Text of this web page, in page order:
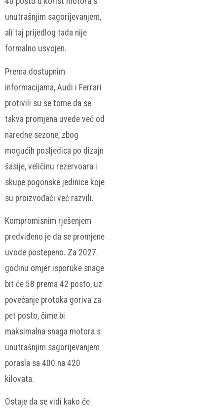
unutrašnjim sagorijevanjem,
ali taj prijedlog tada nije
formalno usvojen.
Prema dostupnim
informacijama, Audi i Ferrari
protivili su se tome da se
takva promjena uvede već od
naredne sezone, zbog
mogućih posljedica po dizajn
šasije, veličinu rezervoara i
skupe pogonske jedinice koje
su proizvođači već razvili.
Kompromisnim rješenjem
predviđeno je da se promjene
uvode postepeno. Za 2027.
godinu omjer isporuke snage
bit će 58 prema 42 posto, uz
povećanje protoka goriva za
pet posto, čime bi
maksimalna snaga motora s
unutrašnjim sagorijevanjem
porasla sa 400 na 420
kilovata.
Ostaje da se vidi kako će